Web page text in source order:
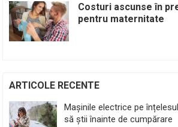
Costuri ascunse în
pentru maternitate
ARTICOLE RECENTE
Mașinile electrice pe
să știi înainte de cumpărare